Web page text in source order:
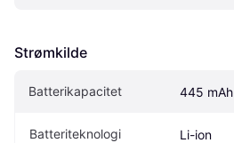
Strømkilde
Batterikapacitet 445 mAh
Batteriteknologi Li-ion